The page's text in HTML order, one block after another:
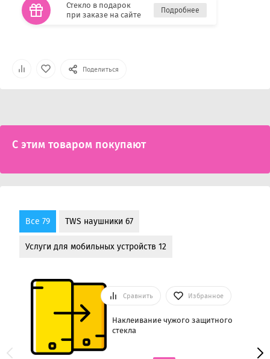
Поделиться
Стекло в подарок
при заказе на сайте
Подробнее
С этим товаром покупают
Все 79 TWS наушники 67
Услуги для мобильных устройств 12
Сравнить Избранное
Наклеивание чужого защитного
стекла